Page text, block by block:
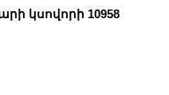
կսովորի 10958